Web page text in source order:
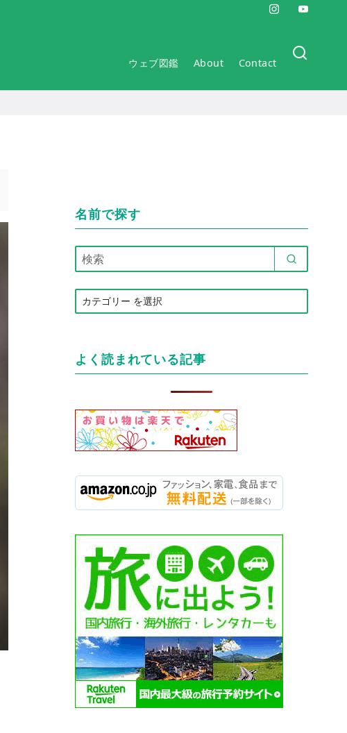
ウェブ図鑑 About Contact
名前で探す
テ
ー
よく読まれている記事